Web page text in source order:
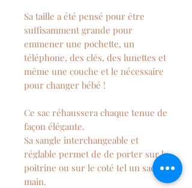
Sa taille a été pensé pour être
suffisamment grande pour
emmener une pochette, un
téléphone, des clés, des lunettes et
même une couche et le nécessaire
pour changer bébé !
Ce sac réhaussera chaque tenue de
façon élégante.
Sa sangle interchangeable et
réglable permet de de porter sur la
poitrine ou sur le coté tel un sac à
main.